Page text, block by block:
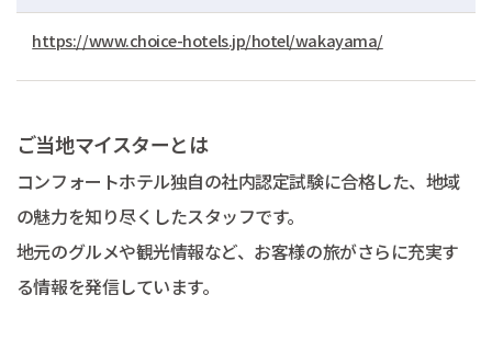
https://www.choice-hotels.jp/hotel/wakayama/
ご当地マイスターとは
コンフォートホテル独自の社内認定試験に合格した、地域
の魅力を知り尽くしたスタッフです。
地元のグルメや観光情報など、お客様の旅がさらに充実す
る情報を発信しています。